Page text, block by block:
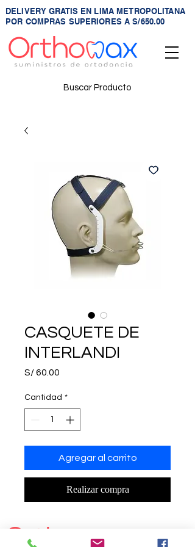
DELIVERY GRATIS EN LIMA METROPOLITANA
POR COMPRAS SUPERIORES A S/650.00
Buscar Producto
CASQUETE DE
INTERLANDI
S/ 60.00
Cantidad *
Agregar al carrito
Realizar compra